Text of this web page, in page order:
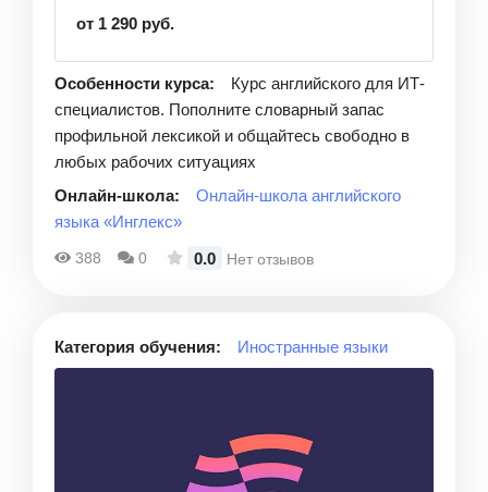
от 1 290 руб.
Особенности курса:
Курс английского для ИТ-
специалистов. Пополните словарный запас
профильной лексикой и общайтесь свободно в
любых рабочих ситуациях
Онлайн-школа:
Онлайн-школа английского
языка «Инглекс»
388 0 0.0 Нет отзывов
Категория обучения: Иностранные языки